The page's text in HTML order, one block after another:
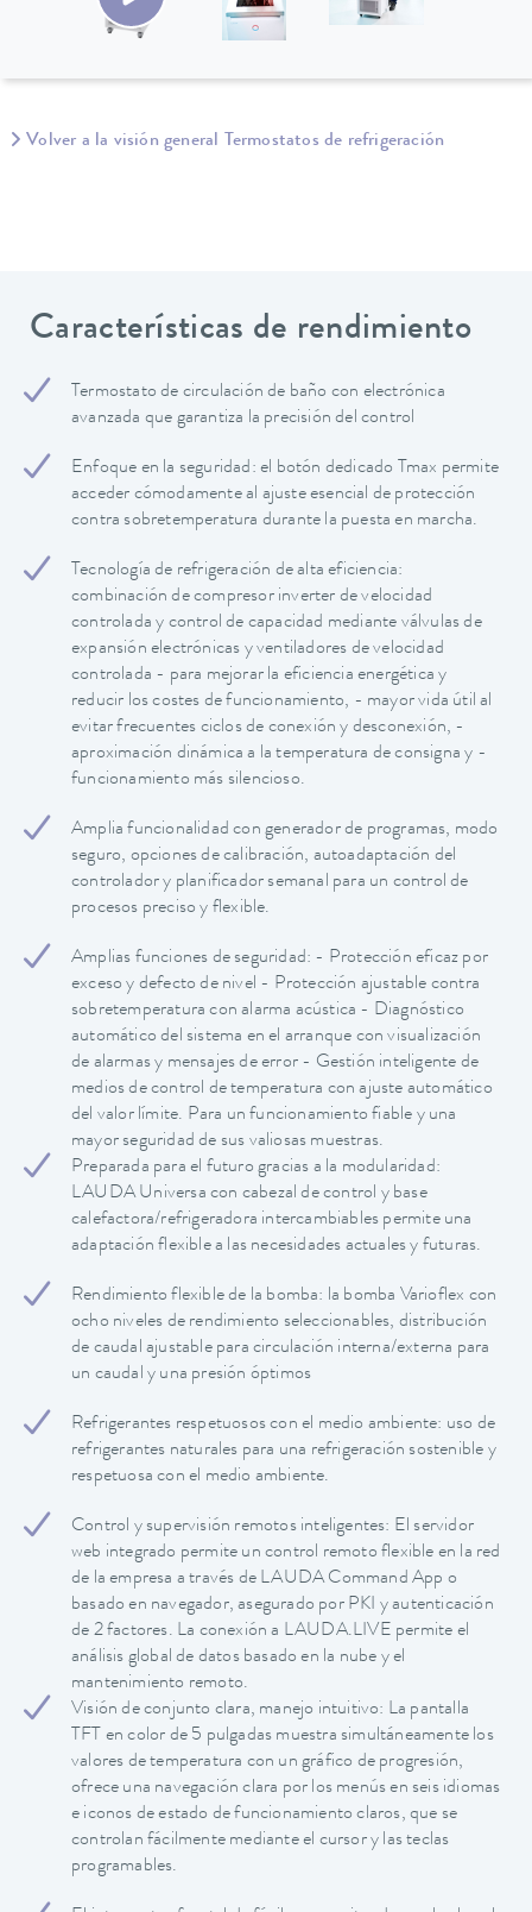
Volver a la visión general Termostatos de refrigeración
Características de rendimiento
Termostato de circulación de baño con electrónica
avanzada que garantiza la precisión del control
Enfoque en la seguridad: el botón dedicado Tmax permite
acceder cómodamente al ajuste esencial de protección
contra sobretemperatura durante la puesta en marcha.
Tecnología de refrigeración de alta eficiencia:
combinación de compresor inverter de velocidad
controlada y control de capacidad mediante válvulas de
expansión electrónicas y ventiladores de velocidad
controlada - para mejorar la eficiencia energética y
reducir los costes de funcionamiento, - mayor vida útil al
evitar frecuentes ciclos de conexión y desconexión, -
aproximación dinámica a la temperatura de consigna y -
funcionamiento más silencioso.
Amplia funcionalidad con generador de programas, modo
seguro, opciones de calibración, autoadaptación del
controlador y planificador semanal para un control de
procesos preciso y flexible.
Amplias funciones de seguridad: - Protección eficaz por
exceso y defecto de nivel - Protección ajustable contra
sobretemperatura con alarma acústica - Diagnóstico
automático del sistema en el arranque con visualización
de alarmas y mensajes de error - Gestión inteligente de
medios de control de temperatura con ajuste automático
del valor límite. Para un funcionamiento fiable y una
mayor seguridad de sus valiosas muestras.
Preparada para el futuro gracias a la modularidad:
LAUDA Universa con cabezal de control y base
calefactora/refrigeradora intercambiables permite una
adaptación flexible a las necesidades actuales y futuras.
Rendimiento flexible de la bomba: la bomba Varioflex con
ocho niveles de rendimiento seleccionables, distribución
de caudal ajustable para circulación interna/externa para
un caudal y una presión óptimos
Refrigerantes respetuosos con el medio ambiente: uso de
refrigerantes naturales para una refrigeración sostenible y
respetuosa con el medio ambiente.
Control y supervisión remotos inteligentes: El servidor
web integrado permite un control remoto flexible en la red
de la empresa a través de LAUDA Command App o
basado en navegador, asegurado por PKI y autenticación
de 2 factores. La conexión a LAUDA.LIVE permite el
análisis global de datos basado en la nube y el
mantenimiento remoto.
Visión de conjunto clara, manejo intuitivo: La pantalla
TFT en color de 5 pulgadas muestra simultáneamente los
valores de temperatura con un gráfico de progresión,
ofrece una navegación clara por los menús en seis idiomas
e iconos de estado de funcionamiento claros, que se
controlan fácilmente mediante el cursor y las teclas
programables.